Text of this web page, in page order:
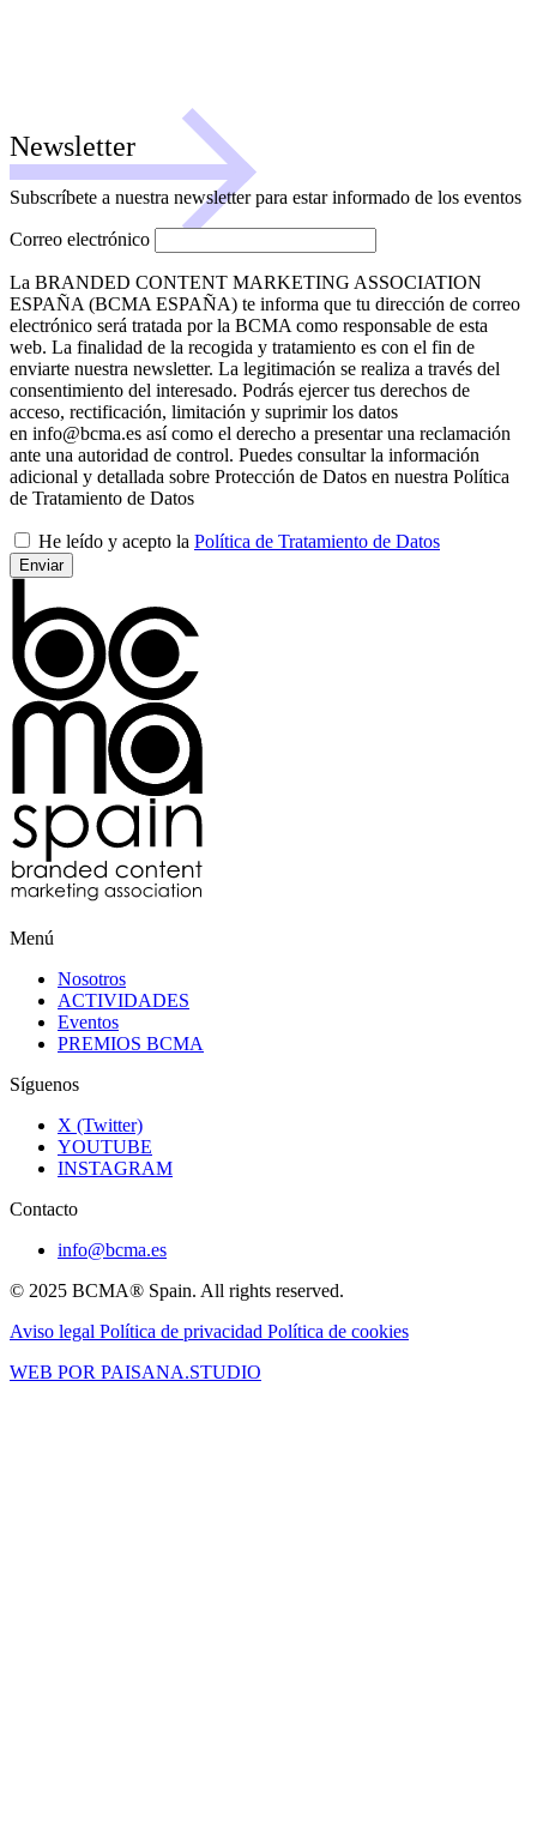
Newsletter
Subscríbete a nuestra newsletter para estar informado de los eventos
Correo electrónico
La BRANDED CONTENT MARKETING ASSOCIATION
ESPAÑA (BCMA ESPAÑA) te informa que tu dirección de correo
electrónico será tratada por la BCMA como responsable de esta
web. La finalidad de la recogida y tratamiento es con el fin de
enviarte nuestra newsletter. La legitimación se realiza a través del
consentimiento del interesado. Podrás ejercer tus derechos de
acceso, rectificación, limitación y suprimir los datos
en info@bcma.es así como el derecho a presentar una reclamación
ante una autoridad de control. Puedes consultar la información
adicional y detallada sobre Protección de Datos en nuestra Política
de Tratamiento de Datos
He leído y acepto la Política de Tratamiento de Datos
Menú
Nosotros
ACTIVIDADES
Eventos
PREMIOS BCMA
Síguenos
X (Twitter)
YOUTUBE
INSTAGRAM
Contacto
info@bcma.es
© 2025 BCMA® Spain. All rights reserved.
Aviso legal Política de privacidad Política de cookies
WEB POR PAISANA.STUDIO